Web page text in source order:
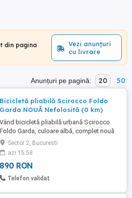
din pagina
Vezi anunțuri
cu livrare
Anunțuri pe pagină: 20 50
Bicicletă pliabilă Scirocco Foldo
Garda NOUĂ Nefolosită (0 km)
Vând bicicletă pliabilă urbană Scirocco
Foldo Garda, culoare albă, complet nouă
și nefolosită (0 kilometri parcurși). A fost
achiziționată cu 950 lei și a fost păstrată
exclusiv în interior (mediu uscat, fără
umezeală sau praf). Nu prezintă nicio
urmă de uzură, zgârieturi sau rugină este
Sector 2, Bucuresti
azi 15:58
890 RON
Telefon validat